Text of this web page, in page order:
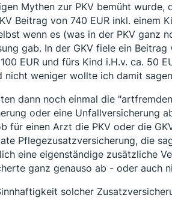
Mythen zur PKV bemüht
Beitrag von 740 EUR inkl. einem
wenn es (was in der PKV ganz
gab. In der GKV fiele ein
EUR und fürs Kind i.H.v. ca. 50
nicht weniger wollte ich damit
dann noch einmal die
oder eine Unfallversicherung
für einen Arzt die PKV oder die
Pflegezusatzversicherung, die
eine eigenständige zusätzliche
ganz genauso ab - oder auch
solcher